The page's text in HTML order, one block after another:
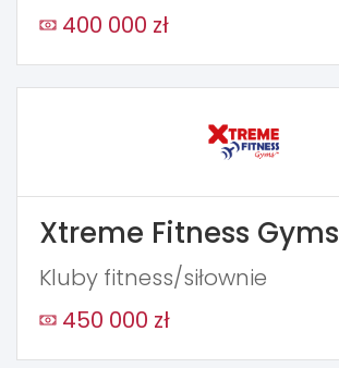
400 000 zł
Xtreme Fitness Gyms
Kluby fitness/siłownie
450 000 zł